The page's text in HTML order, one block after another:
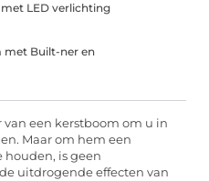
LED verlichting
met Built-ner en
van een kerstboom om u in
Maar om hem een
houden, is geen
uitdrogende effecten van